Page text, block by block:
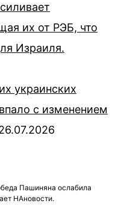
их от РЭБ, что
Израиля.
украинских
с изменением
Пашиняна ослабила
НАновости.